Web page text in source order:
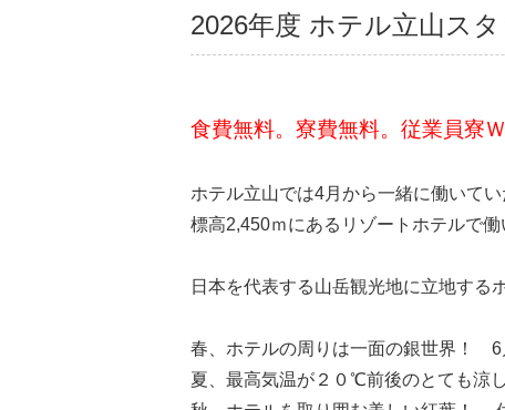
2026年度 ホテル立山ス
食費無料。寮費無料。従業員寮Ｗ
ホテル立山では4月から一緒に働いて
標高2,450ｍにあるリゾートホテルで働
日本を代表する山岳観光地に立地する
春、ホテルの周りは一面の銀世界！ 6
夏、最高気温が２０℃前後のとても涼